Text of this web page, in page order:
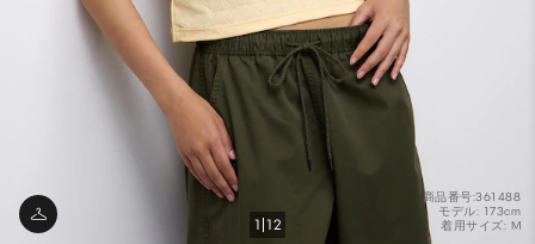
商品番号:361488
モデル: 173cm
着用サイズ: M
1 12